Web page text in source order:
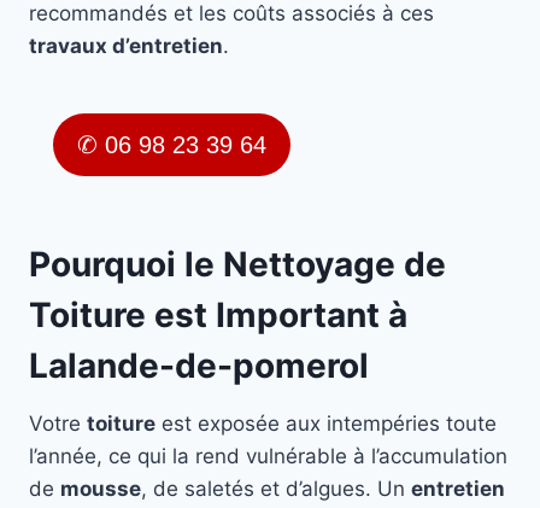
recommandés et les coûts associés à ces
travaux d’entretien.
✆ 06 98 23 39 64
Pourquoi le Nettoyage de
Toiture est Important à
Lalande-de-pomerol
Votre toiture est exposée aux intempéries toute
l’année, ce qui la rend vulnérable à l’accumulation
de mousse, de saletés et d’algues. Un entretien